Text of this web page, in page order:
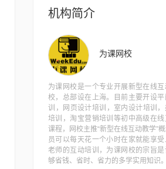
机构简介
为课网校
为课网校是一个专业开展新型在线互
校，总部设在上海。目前主要开设
训​，网页设计培训，室内设计培训，
培训，淘宝营销培训等初中高级在线
课程，网校主推“新型在线互动教学”
员可以每天花一个小时在家就能享
老师的互动培训，为课网校的宗旨
够省钱、省时、省力的多学实用知识。